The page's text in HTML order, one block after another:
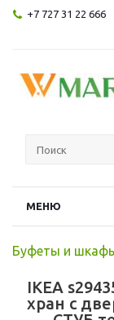
+7 727 31 22 666
МЕНЮ
Буфеты и
IKEA
хран с